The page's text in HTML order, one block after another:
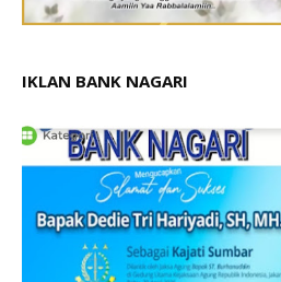
IKLAN BANK NAGARI